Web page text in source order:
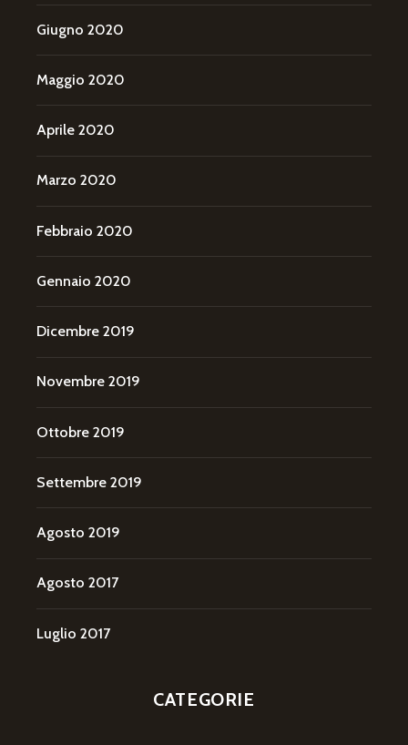
Giugno 2020
Maggio 2020
Aprile 2020
Marzo 2020
Febbraio 2020
Gennaio 2020
Dicembre 2019
Novembre 2019
Ottobre 2019
Settembre 2019
Agosto 2019
Agosto 2017
Luglio 2017
CATEGORIE